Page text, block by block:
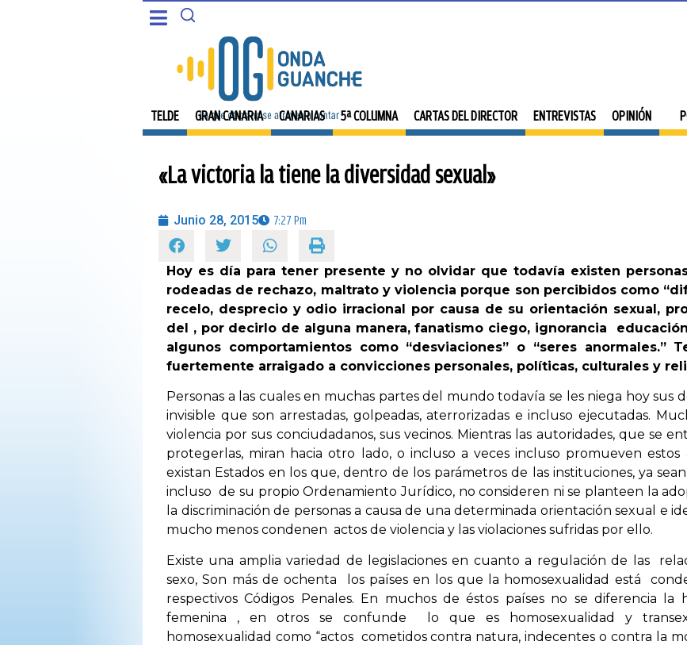
PORTADA
5ª COLUMNA
CARTAS DEL DIRECTOR
ENTREVISTAS
OPINIÓN
PROGRAMAS
TELDE GRAN CANARIA CANARIAS 5ª COLUMNA CARTAS DEL DIRECTOR ENTREVISTAS OPINIÓN
5ª COLUMNA
CARTAS DEL DIRECTOR
ENTREVISTAS
OPINIÓN
«La victoria la tiene la diversidad sexual»
Junio 28, 2015 7:27 Pm
Hoy es día para tener presente y no olvidar que todavía existen
rodeadas de rechazo, maltrato y violencia porque son percibidos como
recelo, desprecio y odio irracional por causa de su orientación sexual,
del , por decirlo de alguna manera, fanatismo ciego, ignorancia
algunos comportamientos como “desviaciones” o “seres
fuertemente arraigado a convicciones personales, políticas, culturales y
Personas a las cuales en muchas partes del mundo todavía se les niega hoy sus
invisible que son arrestadas, golpeadas, aterrorizadas e incluso ejecutadas.
violencia por sus conciudadanos, sus vecinos. Mientras las autoridades, que se
protegerlas, miran hacia otro lado, o incluso a veces incluso promueven
existan Estados en los que, dentro de los parámetros de las instituciones, ya
incluso de su propio Ordenamiento Jurídico, no consideren ni se planteen la
la discriminación de personas a causa de una determinada orientación sexual e
mucho menos condenen actos de violencia y las violaciones sufridas por ello.
Existe una amplia variedad de legislaciones en cuanto a regulación de las
sexo, Son más de ochenta los países en los que la homosexualidad está
respectivos Códigos Penales. En muchos de éstos países no se diferencia la
femenina , en otros se confunde lo que es homosexualidad y
homosexualidad como “actos cometidos contra natura, indecentes o contra la